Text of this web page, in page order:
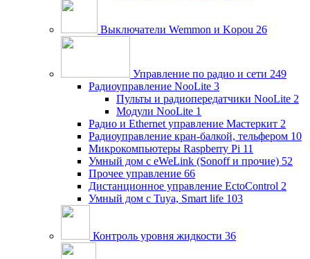
Выключатели Wemmon и Kopou 26
Управление по радио и сети 249
Радиоуправление NooLite 3
Пульты и радиопередатчики NooLite 2
Модули NooLite 1
Радио и Ethernet управление Мастеркит 2
Радиоуправление кран-балкой, тельфером 10
Микрокомпьютеры Raspberry Pi 11
Умный дом c eWeLink (Sonoff и прочие) 52
Прочее управление 66
Дистанционное управление EctoControl 2
Умный дом с Tuya, Smart life 103
Контроль уровня жидкости 36